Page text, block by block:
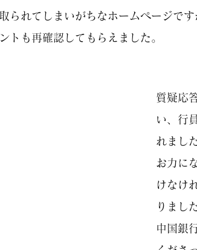
られてしまいがちなホームページで
トも再確認してもらえました。
質疑応
い、行
れまし
お力に
けなけ
りまし
中国銀